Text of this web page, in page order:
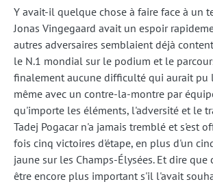
Y avait-il quelque chose à faire face à un
Jonas Vingegaard avait un espoir
autres adversaires semblaient déjà
le N.1 mondial sur le podium et le
finalement aucune difficulté qui aurait pu
même avec un contre-la-montre par
qu'importe les éléments, l'adversité et le
Tadej Pogacar n'a jamais tremblé et s'est
fois cinq victoires d'étape, en plus d'un
jaune sur les Champs-Élysées. Et dire
être encore plus important s'il l'avait